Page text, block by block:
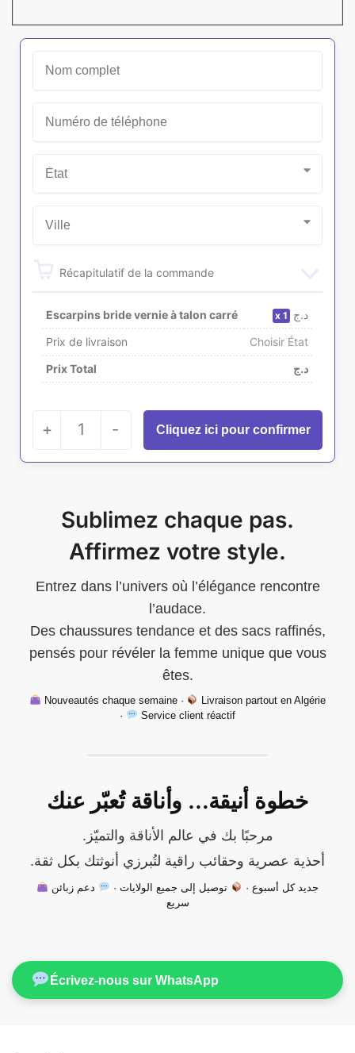
Récapitulatif de la commande
Escarpins bride vernie à talon carré 1 د.ج
Prix de livraison
Choisir État
Prix Total
د.ج
+ 1 -
Sublimez chaque pas.
Affirmez votre style.
Entrez dans l’univers où l’élégance rencontre
l’audace.
Des chaussures tendance et des sacs raffinés,
pensés pour révéler la femme unique que vous
êtes.
Nouveautés chaque semaine ·
Livraison partout en Algérie
·
Service client réactif
خطوة أنيقة… وأناقة تُعبّر عنك
مرحبًا بك في عالم الأناقة والتميّز.
أحذية عصرية وحقائب راقية لتُبرزي أنوثتك بكل ثقة.
جديد كل أسبوع · توصيل إلى جميع الولايات ·
دعم زبائن
سريع
Écrivez-nous sur WhatsApp